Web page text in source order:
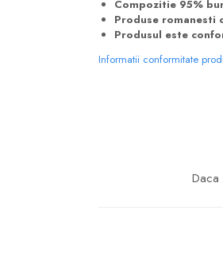
Compozitie 95%
Produse romanesti
Produsul este
Informatii conformitate
Daca